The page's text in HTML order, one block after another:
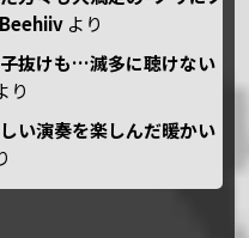
Beehiiv より
抜けも…滅多に聴けない
り
い演奏を楽しんだ暖かい